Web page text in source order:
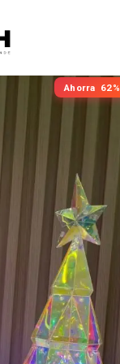
Ahorra 62%